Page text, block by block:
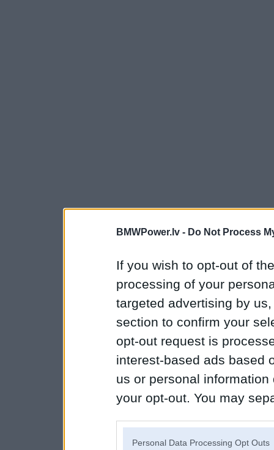
BMWPower.lv - Do Not Process
If you wish to opt-out of
processing of your
targeted advertising by
section to confirm your
opt-out request is
interest-based ads based
us or personal
your opt-out. You may
Personal Data Processing Opt Outs